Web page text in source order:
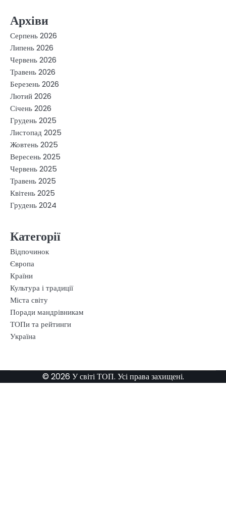
Архіви
Серпень 2026
Липень 2026
Червень 2026
Травень 2026
Березень 2026
Лютий 2026
Січень 2026
Грудень 2025
Листопад 2025
Жовтень 2025
Вересень 2025
Червень 2025
Травень 2025
Квітень 2025
Грудень 2024
Категорії
Відпочинок
Європа
Країни
Культура і традиції
Міста світу
Поради мандрівникам
ТОПи та рейтинги
Україна
© 2026 У світі ТОП. Усі права захищені.